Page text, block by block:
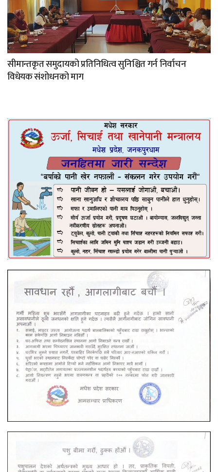
सीमान्तकृत समुदायको प्रतिनिधित्व सुनिश्चित गर्न निर्वाचन
विधेयक संशोधनको माग